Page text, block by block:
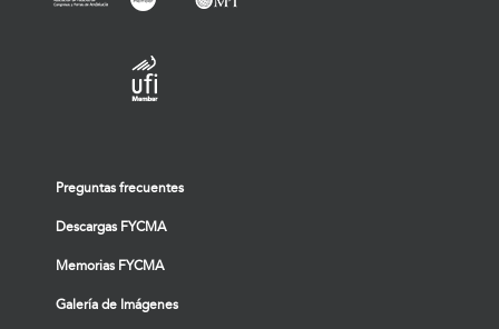
Preguntas frecuentes
Descargas FYCMA
Memorias FYCMA
Galería de Imágenes